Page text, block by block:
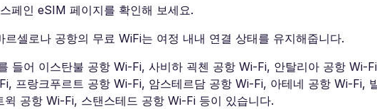
페인 eSIM 페이지를 확인해 보세요.
셀로나 공항의 무료 WiFi는 여정 내내 연결 상태를 유지해줍니다.
들어 이스탄불 공항 Wi-Fi, 사비하 괵첸 공항 Wi-Fi, 안탈리아 공항 Wi-
프랑크푸르트 공항 Wi-Fi, 암스테르담 공항 Wi-Fi, 아테네 공항 Wi-Fi,
공항 Wi-Fi, 스탠스테드 공항 Wi-Fi 등이 있습니다.